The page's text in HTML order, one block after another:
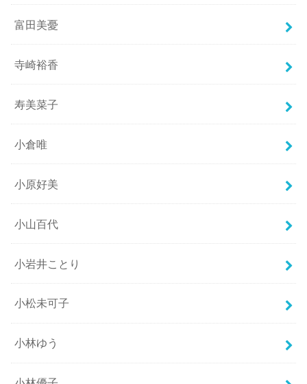
富田美憂
寺崎裕香
寿美菜子
小倉唯
小原好美
小山百代
小岩井ことり
小松未可子
小林ゆう